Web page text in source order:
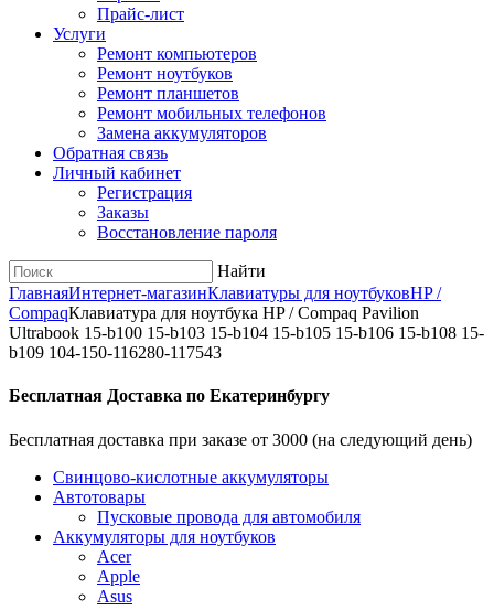
Прайс-лист
Услуги
Ремонт компьютеров
Ремонт ноутбуков
Ремонт планшетов
Ремонт мобильных телефонов
Замена аккумуляторов
Обратная связь
Личный кабинет
Регистрация
Заказы
Восстановление пароля
Найти
ГлавнаяИнтернет-магазинКлавиатуры для ноутбуковHP /
CompaqКлавиатура для ноутбука HP / Compaq Pavilion
Ultrabook 15-b100 15-b103 15-b104 15-b105 15-b106 15-b108 15-
b109 104-150-116280-117543
Бесплатная Доставка по Екатеринбургу
Бесплатная доставка при заказе от 3000 (на следующий день)
Cвинцово-кислотные аккумуляторы
Автотовары
Пусковые провода для автомобиля
Аккумуляторы для ноутбуков
Acer
Apple
Asus